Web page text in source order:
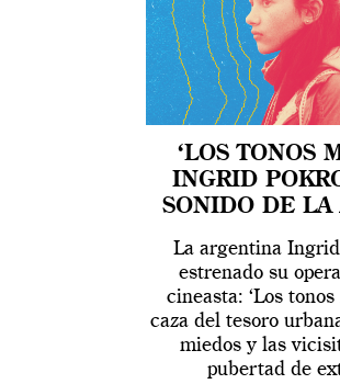
‘LOS TONOS
INGRID
SONIDO DE LA
La argentina
estrenado su
cineasta: ‘Los
caza del tesoro
miedos y las
pubertad de